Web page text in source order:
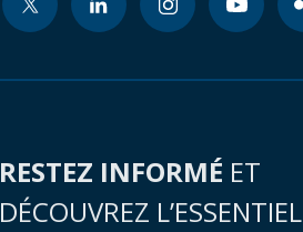
RESTEZ INFORMÉ ET
DÉCOUVREZ L’ESSENTIEL